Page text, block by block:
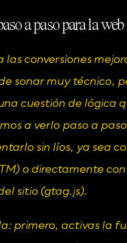
a paso para la web
las conversiones
sonar muy técnico,
cuestión de lógica
a verlo paso a
sin líos, ya sea
o directamente
sitio (gtag.js).
primero, activas la